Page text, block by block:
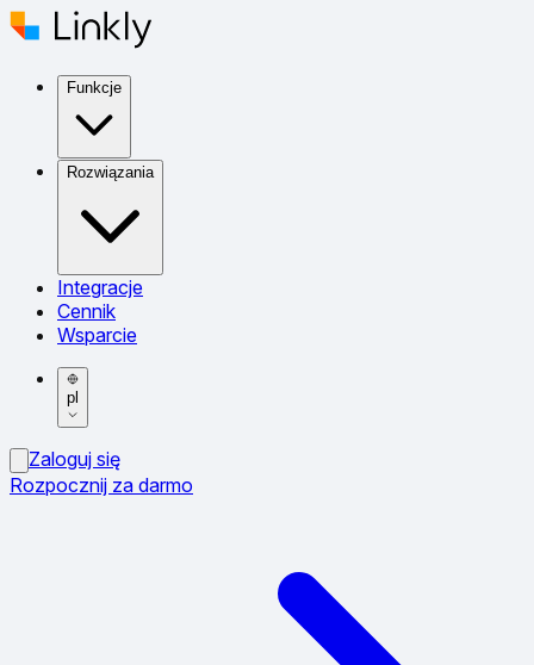
Funkcje
Rozwiązania
Integracje
Cennik
Wsparcie
pl
Zaloguj się
Rozpocznij za darmo